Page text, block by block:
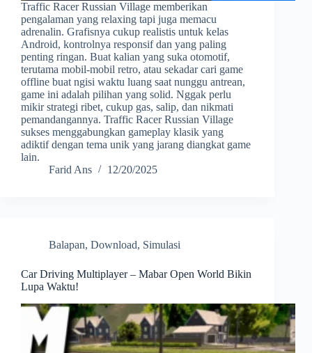
Traffic Racer Russian Village memberikan
pengalaman yang relaxing tapi juga memacu
adrenalin. Grafisnya cukup realistis untuk kelas
Android, kontrolnya responsif dan yang paling
penting ringan. Buat kalian yang suka otomotif,
terutama mobil-mobil retro, atau sekadar cari game
offline buat ngisi waktu luang saat nunggu antrean,
game ini adalah pilihan yang solid. Nggak perlu
mikir strategi ribet, cukup gas, salip, dan nikmati
pemandangannya. Traffic Racer Russian Village
sukses menggabungkan gameplay klasik yang
adiktif dengan tema unik yang jarang diangkat game
lain.
Farid Ans
12/20/2025
Balapan, Download, Simulasi
Car Driving Multiplayer – Mabar Open World Bikin
Lupa Waktu!